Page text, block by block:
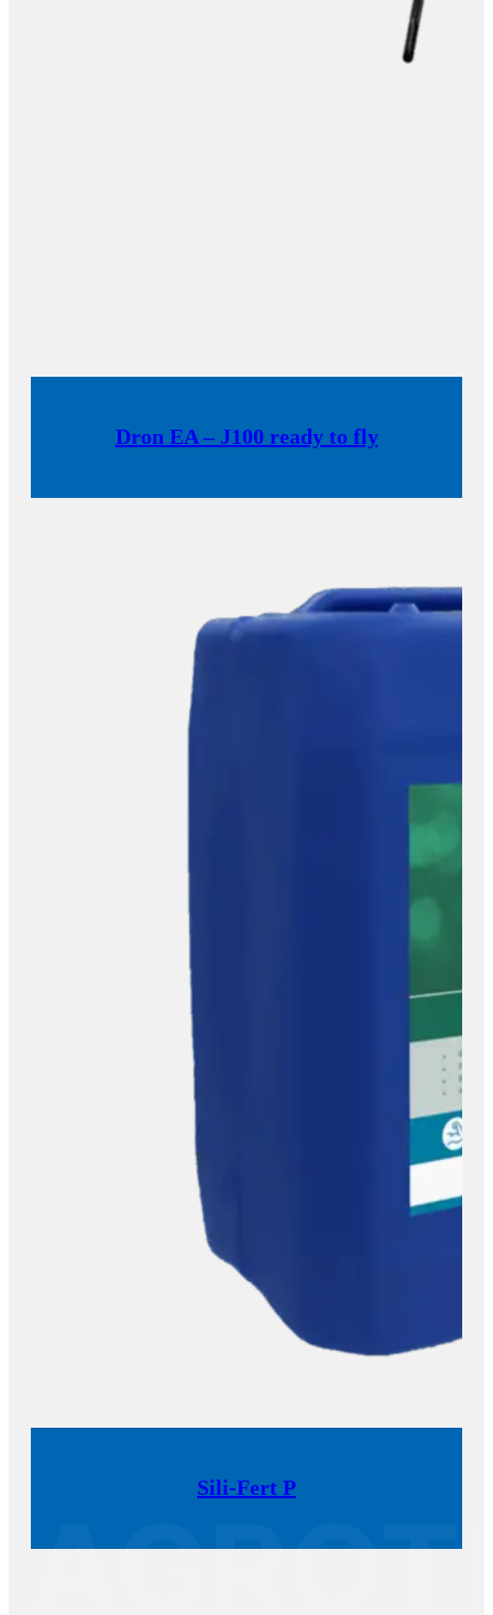
Dron EA – J100 ready to fly
Sili-Fert P